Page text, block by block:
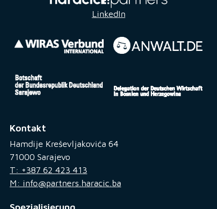
LinkedIn
Kontakt
Hamdije Kreševljakovića 64
71000 Sarajevo
T: +387 62 423 413
M: info@partners.haracic.ba
Spezialisierung